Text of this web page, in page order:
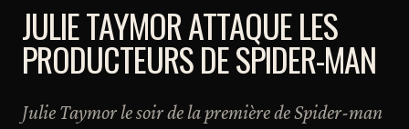
JULIE TAYMOR ATTAQUE LES
PRODUCTEURS DE SPIDER-MAN
Julie Taymor le soir de la première de Spider-man